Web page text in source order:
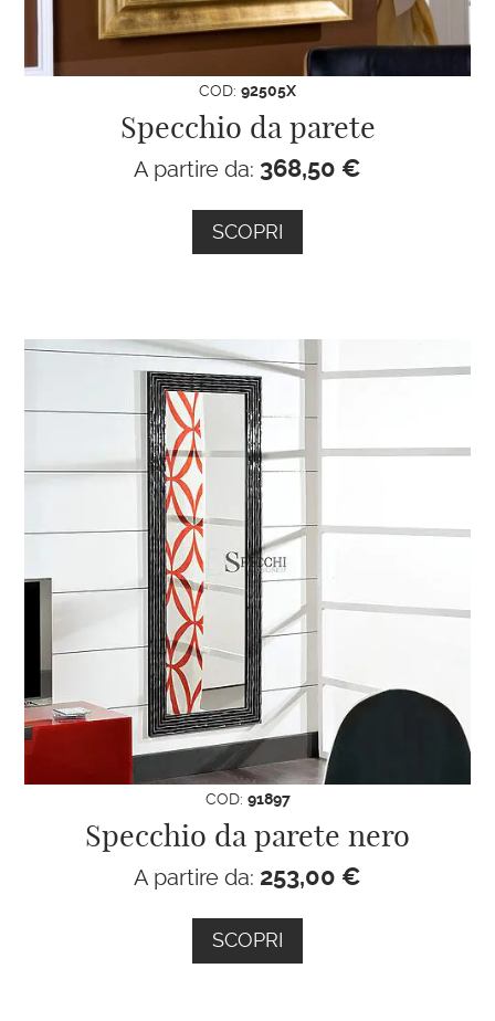
COD: 92505X
Specchio da parete
A partire da: 368,50 €
SCOPRI
COD: 91897
Specchio da parete nero
A partire da: 253,00 €
SCOPRI